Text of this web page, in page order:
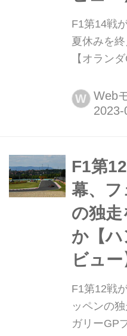
F1第14戦
夏休みを
【オラン
が首都アム
ォールト
ここでは
プリとなる
がどこま
W Web
F1第
幕、
の独
か【
ビュー
F1第12戦
ッペンの
ガリーGP